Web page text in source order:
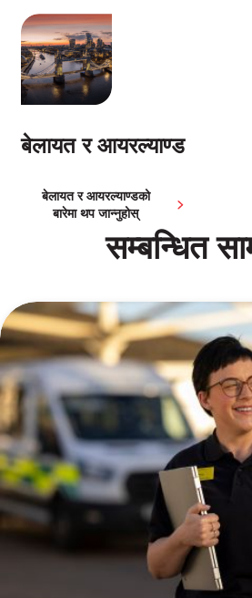
बेलायत र आयरल्याण्ड
बेलायत र आयरल्याण्डको
बारेमा थप जान्नुहोस्
सम्बन्धित